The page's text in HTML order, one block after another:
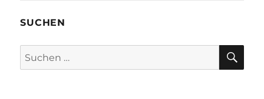
SUCHEN
Suchen
nach: